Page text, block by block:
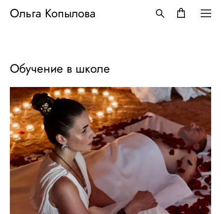
Ольга Копылова
Обучение в школе